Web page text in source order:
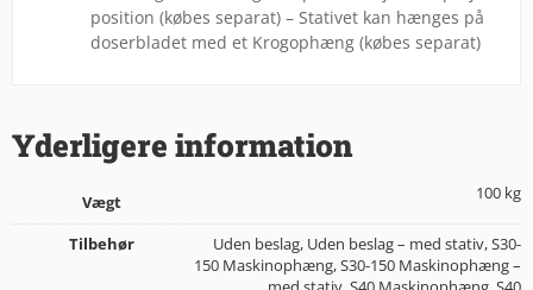
position (købes separat) – Stativet kan hænges på
doserbladet med et Krogophæng (købes separat)
Yderligere information
Vægt 100 kg
Tilbehør
Uden beslag, Uden beslag – med stativ, S30-
150 Maskinophæng, S30-150 Maskinophæng –